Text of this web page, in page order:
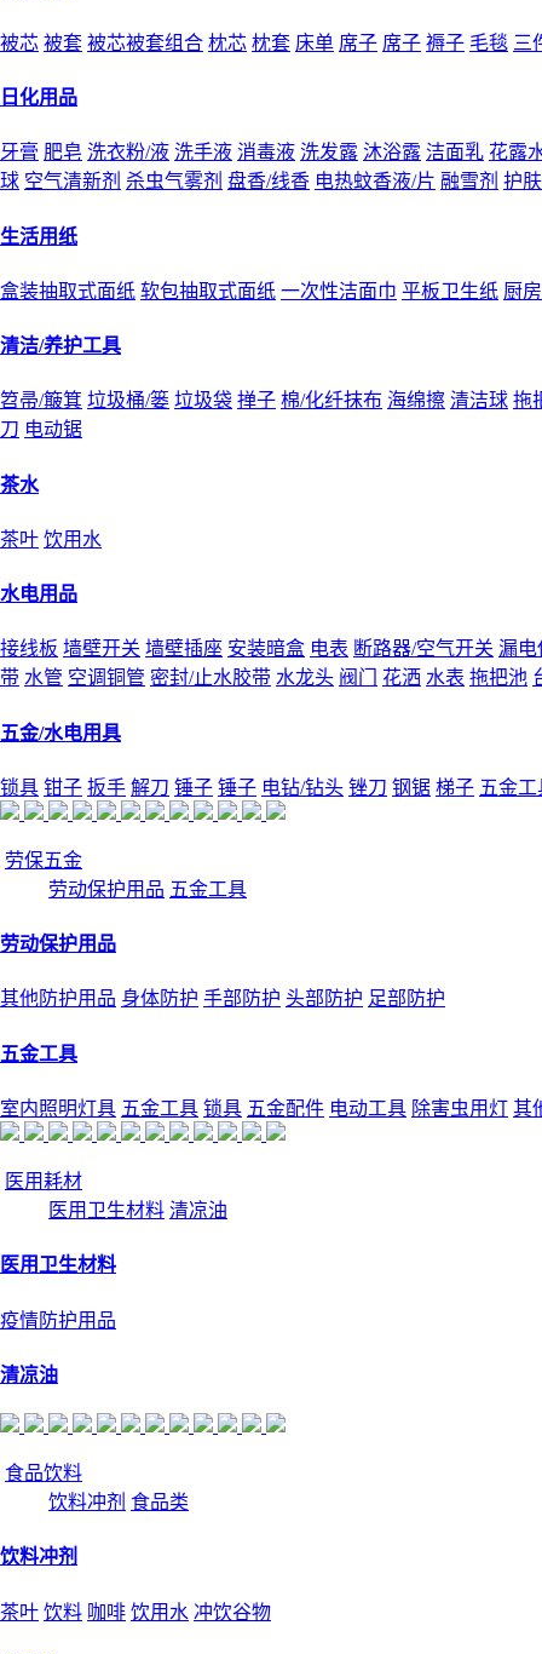
被芯 被套 被芯被套组合 枕芯 枕套 床单 席子 席子 褥子 毛毯 三
日化用品
牙膏 肥皂 洗衣粉/液 洗手液 消毒液 洗发露 沐浴露 洁面乳 花露
球 空气清新剂 杀虫气雾剂 盘香/线香 电热蚊香液/片 融雪剂 护
生活用纸
盒装抽取式面纸 软包抽取式面纸 一次性洁面巾 平板卫生纸 厨
清洁/养护工具
笤帚/簸箕 垃圾桶/篓 垃圾袋 掸子 棉/化纤抹布 海绵擦 清洁球 拖
刀 电动锯
茶水
茶叶 饮用水
水电用品
接线板 墙壁开关 墙壁插座 安装暗盒 电表 断路器/空气开关 漏电
带 水管 空调铜管 密封/止水胶带 水龙头 阀门 花洒 水表 拖把池
五金/水电用具
锁具 钳子 扳手 解刀 锤子 锤子 电钻/钻头 锉刀 钢锯 梯子 五金
劳保五金
劳动保护用品 五金工具
劳动保护用品
其他防护用品 身体防护 手部防护 头部防护 足部防护
五金工具
室内照明灯具 五金工具 锁具 五金配件 电动工具 除害虫用灯 其
医用耗材
医用卫生材料 清凉油
医用卫生材料
疫情防护用品
清凉油
食品饮料
饮料冲剂 食品类
饮料冲剂
茶叶 饮料 咖啡 饮用水 冲饮谷物